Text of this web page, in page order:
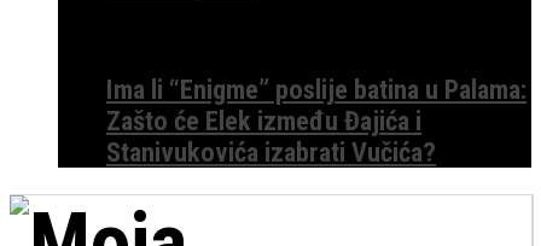
Ima li “Enigme” poslije batina u Palama:
Zašto će Elek između Đajića i
Stanivukovića izabrati Vučića?